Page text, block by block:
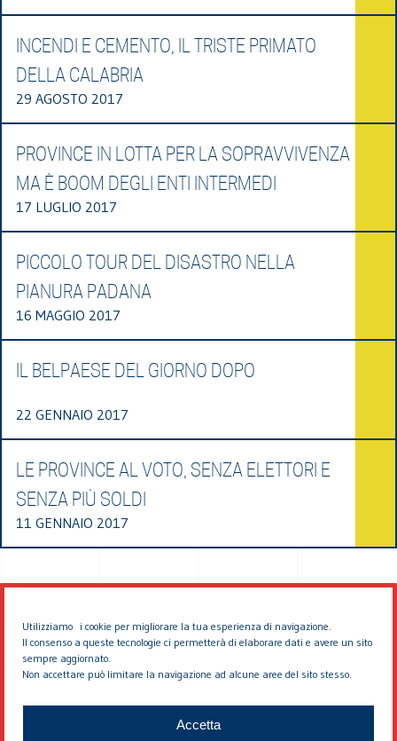
Utilizziamo i cookie per migliorare la tua esperienza di navigazione.
Il consenso a queste tecnologie ci permetterà di elaborare dati e avere un sito
sempre aggiornato.
Non accettare può limitare la navigazione ad alcune aree del sito stesso.
Accetta
INCENDI E CEMENTO, IL TRISTE PRIMATO
DELLA CALABRIA
29 AGOSTO 2017
PROVINCE IN LOTTA PER LA SOPRAVVIVENZA
MA È BOOM DEGLI ENTI INTERMEDI
17 LUGLIO 2017
PICCOLO TOUR DEL DISASTRO NELLA
PIANURA PADANA
16 MAGGIO 2017
IL BELPAESE DEL GIORNO DOPO
22 GENNAIO 2017
LE PROVINCE AL VOTO, SENZA ELETTORI E
SENZA PIÙ SOLDI
11 GENNAIO 2017
© 2026 EDDYBURG